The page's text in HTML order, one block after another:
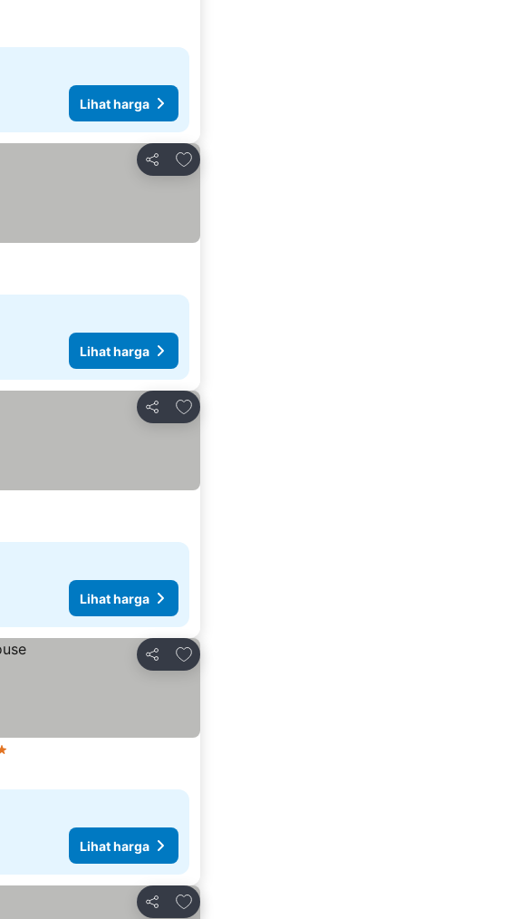
Lihat harga
Bagikan
Tambahkan ke favorit
Lihat harga
Bagikan
Tambahkan ke favorit
Lihat harga
Bagikan
Tambahkan ke favorit
Lihat harga
Bagikan
Tambahkan ke favorit